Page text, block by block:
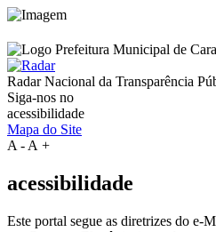
Radar Nacional da Transparência
Siga-nos no
acessibilidade
Mapa do Site
A-A +
acessibilidade
Este portal segue as diretrizes do